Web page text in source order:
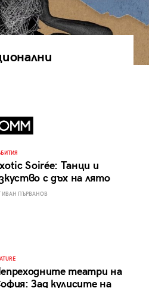
Soirée: Танци и
с дъх на лято
ИВАН ПЪРВАНОВ
театри на
Зад кулисите на